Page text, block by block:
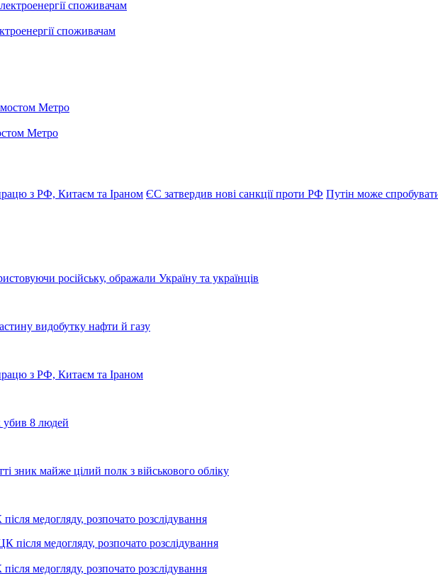
споживачам
Метро
з РФ, Китаєм та Іраном ЄС затвердив нові санкції проти РФ Путін може
російську, ображали Україну та українців
видобутку нафти й газу
з РФ, Китаєм та Іраном
убив 8 людей
зник майже цілий полк з військового обліку
медогляду, розпочато розслідування
медогляду, розпочато розслідування